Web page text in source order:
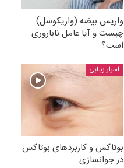
واریس بیضه (واریکوسل)
چیست و آیا عامل ناباروری
است؟
اسرار زیبایی
بوتاکس و کاربردهای بوتاکس
در جوانسازی